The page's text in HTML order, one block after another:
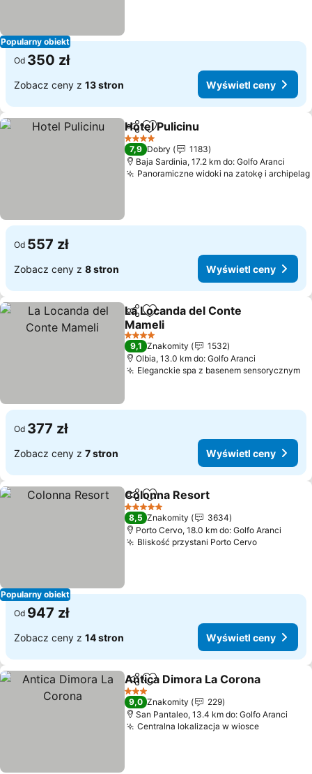
Popularny obiekt
Od 350 zł
Zobacz ceny z 13 stron Wyświetl ceny
Udostępnij
Dodaj do ulubionych
Hotel Pulicinu
4 Kategoria
7,9 Dobry
1183
Baja Sardinia, 17.2 km do: Golfo Aranci
Panoramiczne widoki na zatokę i archipelag
Od 557 zł
Zobacz ceny z 8 stron Wyświetl ceny
Udostępnij
Dodaj do ulubionych
La Locanda del Conte
Mameli
Wyświetl ceny
4 Kategoria
9,1 Znakomity
1532
Olbia, 13.0 km do: Golfo Aranci
Eleganckie spa z basenem sensorycznym
Od 377 zł
Zobacz ceny z 7 stron Wyświetl ceny
Popularny obiekt
Udostępnij
Dodaj do ulubionych
Colonna Resort
5 Kategoria
8,5 Znakomity
3634
Porto Cervo, 18.0 km do: Golfo Aranci
Bliskość przystani Porto CervoWyświetl
Od 947 zł
Zobacz ceny z 14 stron Wyświetl ceny
Udostępnij
Dodaj do ulubionych
Antica Dimora La Corona
3 Kategoria
9,0 Znakomity
229
San Pantaleo, 13.4 km do: Golfo Aranci
Centralna lokalizacja w wiosceWyświetl